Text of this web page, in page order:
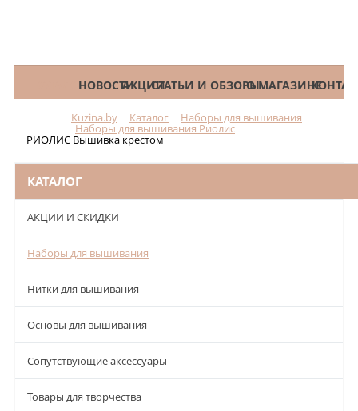
КАТАЛОГНОВОСТИАКЦИИСТАТЬИ И ОБЗОРЫО МАГАЗИНЕ
Kuzina.by Каталог Наборы для вышивания
Наборы для вышивания Риолис
РИОЛИС Вышивка крестом
КАТАЛОГ
АКЦИИ И СКИДКИ
Наборы для вышивания
Нитки для вышивания
Основы для вышивания
Сопутствующие аксессуары
Товары для творчества